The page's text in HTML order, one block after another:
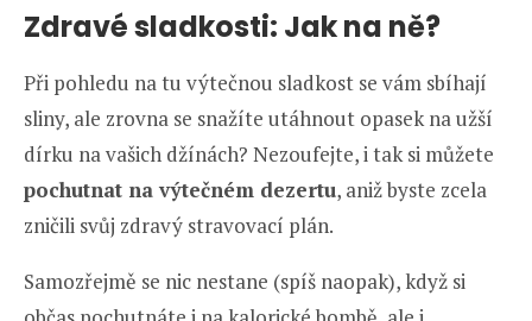
Zdravé sladkosti: Jak na ně?
Při pohledu na tu výtečnou sladkost se vám sbíhají
sliny, ale zrovna se snažíte utáhnout opasek na užší
dírku na vašich džínách? Nezoufejte, i tak si můžete
pochutnat na výtečném dezertu, aniž byste zcela
zničili svůj zdravý stravovací plán.
Samozřejmě se nic nestane (spíš naopak), když si